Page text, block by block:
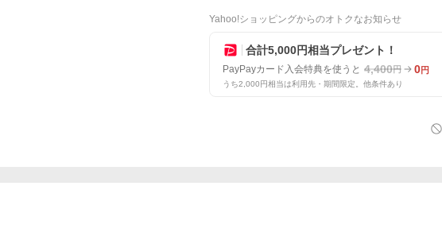
Yahoo!ショッピングからのオトクなお知らせ
合計5,000円相当プレゼント！
PayPayカード入会特典を使うと 4,400円 0円
うち2,000円相当は利用先・期間限定。他条件あり